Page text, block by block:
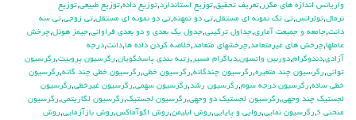
واريانس اندازه هاي مكرر ,تعريف تحقيق,توزيع استاندارد,توزيع داده,توزيع طبيعي,توزيع
نرمال,تولرانس,تي تک نمونه اي مستقل,تي دو تمهنه,تي دو نمونه اي مستقل,تي زوجي,تي سه
دانت,جامعه و جميعت آماري,جداول تركيبي,جدول يك بعدي و دو بعدي فراواني,جيمز هوئل,چرخش
عاملها,چرخش هاي غيرمتعامد,چرخشهاي متعامد,خلاصه كردن داده ها,دانت,درجه
آزادي,دندوگرام,دوربين واتسون,دياگرام مسير ,رتبه بندي پاسخگويان,رگرسيون پروبيت,رگرسيون
تواني,رگرسيون چند متغيره,رگرسيون چندگانه,رگرسيون خطي,رگرسيون خطي چند گانه,رگرسيون
خطي ساده,رگرسيون درجه سوم,رگرسيون رشد,رگرسيون سهمي,رگرسيون غيرخطي,رگرسيون
لجستيك چند وجهي,رگرسيون لجستيك دو وجهي,رگرسيون لجستيک,رگرسيون لگاريتمي,رگرسيون
منحني s
,رگرسيون نمايي,روايي و پايايي,روش ابليمن,روش اكوآماكس,روش بازآزمايي,روش